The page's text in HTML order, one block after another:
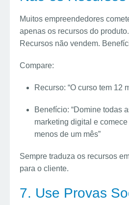
Muitos empreendedores
apenas os recursos do
Recursos não vendem.
Compare:
Recurso: “O curso tem 12
Benefício: “Domine todas
marketing digital e
menos de um mês”
Sempre traduza os recursos
para o cliente.
7. Use Provas